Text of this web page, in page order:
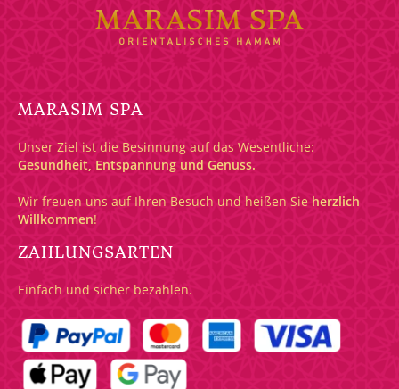
MARASIM SPA
Unser Ziel ist die Besinnung auf das Wesentliche:
Gesundheit, Entspannung und Genuss.
Wir freuen uns auf Ihren Besuch und heißen Sie herzlich
Willkommen!
ZAHLUNGSARTEN
Einfach und sicher bezahlen.